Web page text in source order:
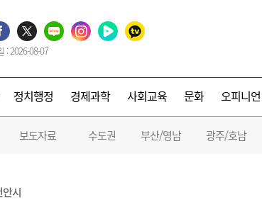
: 2026-08-07
정치행정 경제과학 사회교육 문화 오피니언
보도자료 수도권 부산/영남 광주/호남
안시